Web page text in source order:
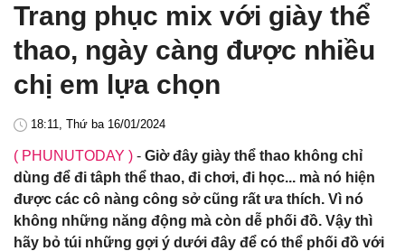
Trang phục mix với giày thể
thao, ngày càng được nhiều
chị em lựa chọn
18:11, Thứ ba 16/01/2024
( PHUNUTODAY ) - Giờ đây giày thể thao không chỉ
dùng để đi tâph thể thao, đi chơi, đi học... mà nó hiện
được các cô nàng công sở cũng rất ưa thích. Vì nó
không những năng động mà còn dễ phối đồ. Vậy thì
hãy bỏ túi những gợi ý dưới đây để có thể phối đồ với